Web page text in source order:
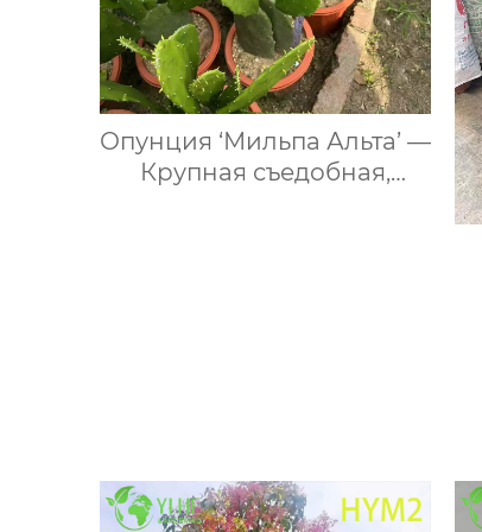
Опунция ‘Мильпа Альта’ —
Крупная съедобная,